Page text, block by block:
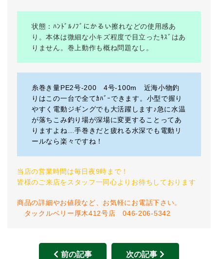
状態：ﾊﾝﾄﾞﾙﾉﾌﾞにかるい擦れなどの使用感あ
り。本体は微細な小キズ程度で目立ったｷｽﾞはあ
りません。巻上動作も概ね問題なし。
糸巻き量PE2号-200 4号-100m 近海小物釣
りはこの一台で全てｶﾊﾞｰできます。小型で握り
やすく電動ジギングでも大活躍します♪急に水温
が落ちこみ釣り場が深場に変更することってあ
りますよね…手巻きだと疲れる水深でも電動リ
ールなら楽々ですね！
当店の営業時間は毎日夜9時まで！
皆様のご来店をスタッフ一同心よりお待ちしております
商品の詳細やお値段など、お気軽にお電話下さい。
タックルベリー厚木412号店 046-206-5342
前の記事 次の記事